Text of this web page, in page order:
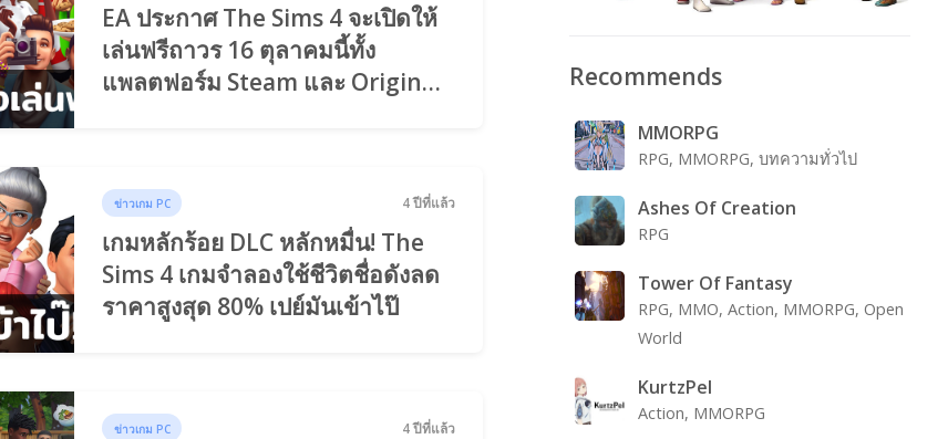
EA ประกาศ The Sims 4 จะเปิดให้
เล่นฟรีถาวร 16 ตุลาคมนี้ทั้ง
แพลตฟอร์ม Steam และ Origin
ข่าวเกม PC 4 ปีที่แล้ว
เกมหลักร้อย DLC หลักหมื่น! The
Sims 4 เกมจำลองใช้ชีวิตชื่อดังลด
ราคาสูงสุด 80% เปย์มันเข้าไป๊
ข่าวเกม PC 4 ปีที่แล้ว
Recommends
MMORPG
RPG, MMORPG, บทความทั่วไป
Ashes Of Creation
RPG
Tower Of Fantasy
RPG, MMO, Action, MMORPG, Open
World
KurtzPel
Action, MMORPG